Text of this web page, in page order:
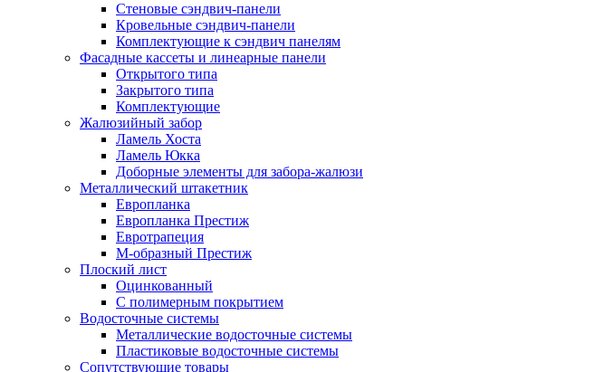
Стеновые сэндвич-панели
Кровельные сэндвич-панели
Комплектующие к сэндвич панелям
Фасадные кассеты и линеарные панели
Открытого типа
Закрытого типа
Комплектующие
Жалюзийный забор
Ламель Хоста
Ламель Юкка
Доборные элементы для забора-жалюзи
Металлический штакетник
Европланка
Европланка Престиж
Евротрапеция
М-образный Престиж
Плоский лист
Оцинкованный
С полимерным покрытием
Водосточные системы
Металлические водосточные системы
Пластиковые водосточные системы
Сопутствующие товары